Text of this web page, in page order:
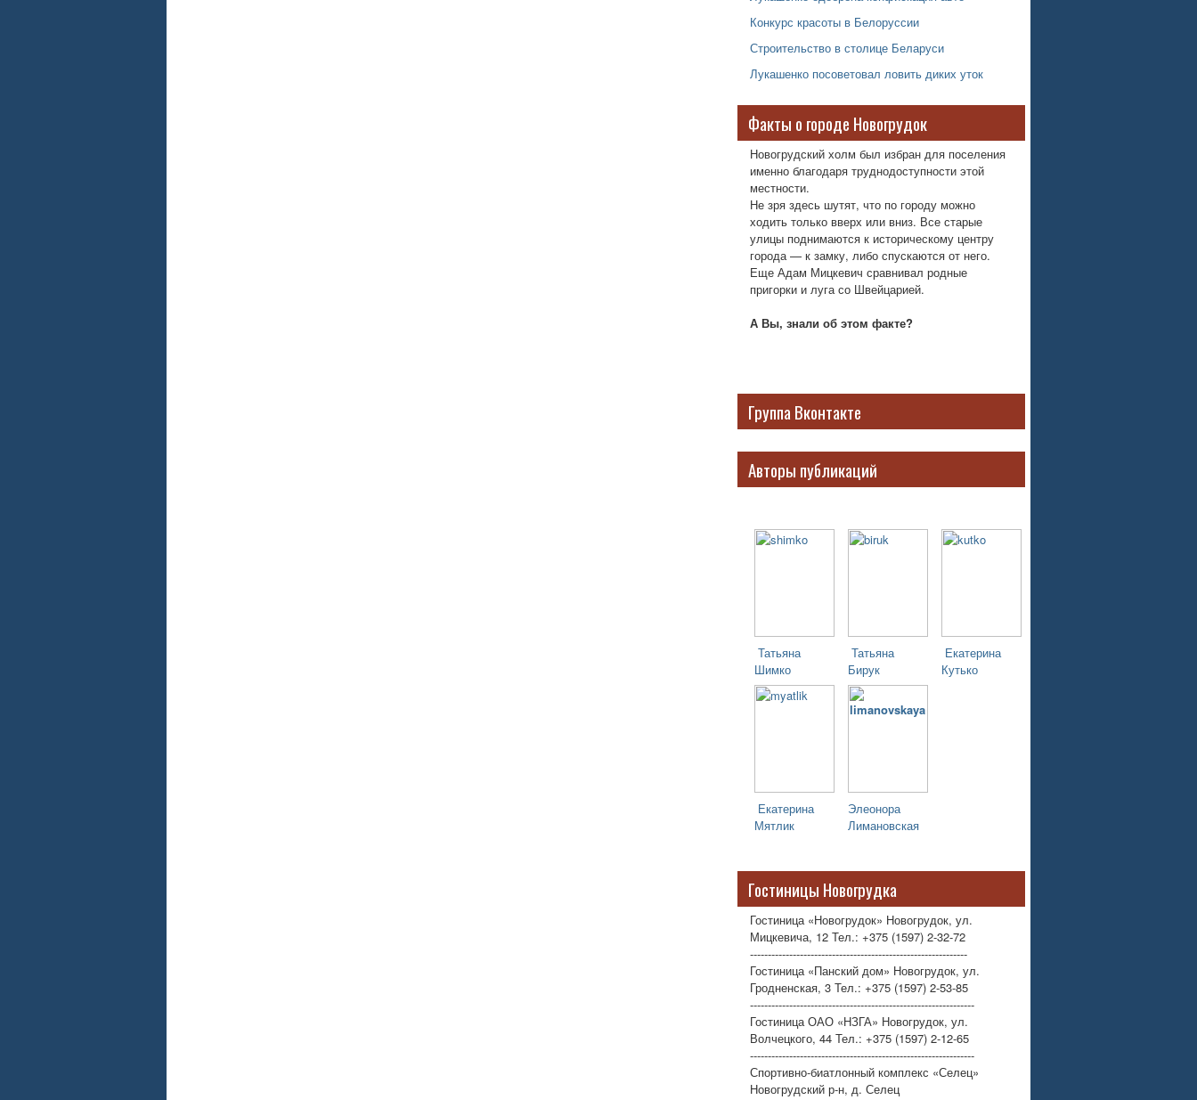
Конкурс красоты в Белоруссии
Строительство в столице Беларуси
Лукашенко посоветовал ловить диких уток
Факты о городе Новогрудок
Новогрудский холм был избран для поселения
именно благодаря труднодоступности этой
местности.
Не зря здесь шутят, что по городу можно
ходить только вверх или вниз. Все старые
улицы поднимаются к историческому центру
города — к замку, либо спускаются от него.
Еще Адам Мицкевич сравнивал родные
пригорки и луга со Швейцарией.
А Вы, знали об этом факте?
Группа Вконтакте
Авторы публикаций
Татьяна
Шимко
Татьяна
Бирук
Екатерина
Кутько
Екатерина
Мятлик
Элеонора
Лимановская
Гостиницы Новогрудка
Гостиница «Новогрудок» Новогрудок, ул.
Мицкевича, 12 Тел.: +375 (1597) 2-32-72
-------------------------------------------------------------
Гостиница «Панский дом» Новогрудок, ул.
Гродненская, 3 Тел.: +375 (1597) 2-53-85
---------------------------------------------------------------
Гостиница ОАО «НЗГА» Новогрудок, ул.
Волчецкого, 44 Тел.: +375 (1597) 2-12-65
---------------------------------------------------------------
Спортивно-биатлонный комплекс «Селец»
Новогрудский р-н, д. Селец